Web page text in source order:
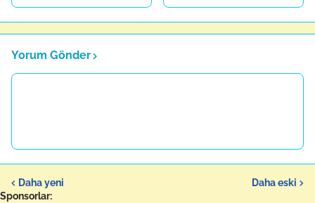
Yorum Gönder
Daha yeni
Daha eski
Sponsorlar: